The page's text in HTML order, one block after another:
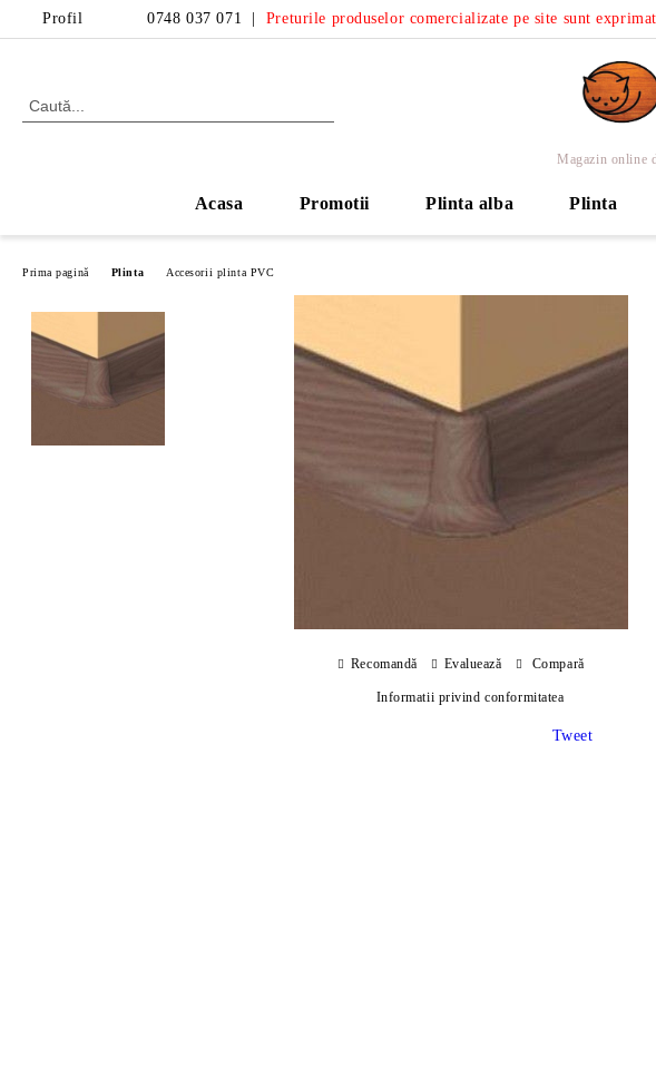
Profil 0748 037 071 Preturile produselor comercializate pe site sunt
Magazin online
Acasa Promotii Plinta alba Plinta
Prima pagină Plinta Accesorii plinta PVC
Recomandă Evaluează Compară
Informatii privind conformitatea
Tweet